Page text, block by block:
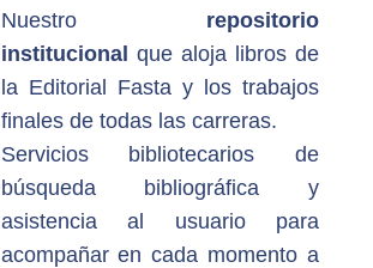
Nuestro repositorio
institucional que aloja libros de
la Editorial Fasta y los trabajos
finales de todas las carreras.
Servicios bibliotecarios de
búsqueda bibliográfica y
asistencia al usuario para
acompañar en cada momento a